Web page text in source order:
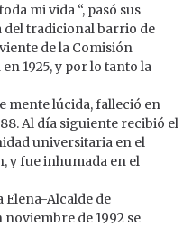
mi vida “, pasó sus
del tradicional barrio de
de la Comisión
1925, y por lo tanto la
mente lúcida, falleció en
Al día siguiente recibió el
universitaria en el
y fue inhumada en el
Elena-Alcalde de
de 1992 se